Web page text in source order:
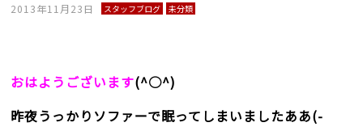
2013年11月23日 スタッフブログ 未分類
おはようございます(^○^)
昨夜うっかりソファーで眠ってしまいましたああ(-